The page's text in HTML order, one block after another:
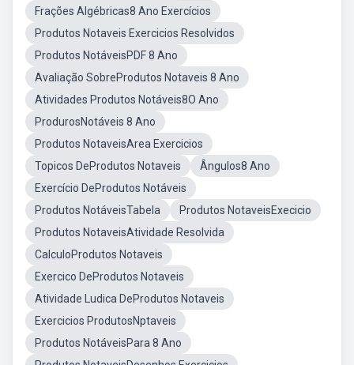
Frações Algébricas8 Ano Exercícios
Produtos Notaveis Exercicios Resolvidos
Produtos NotáveisPDF 8 Ano
Avaliação SobreProdutos Notaveis 8 Ano
Atividades Produtos Notáveis8O Ano
ProdurosNotáveis 8 Ano
Produtos NotaveisArea Exercicios
Topicos DeProdutos Notaveis
Ângulos8 Ano
Exercício DeProdutos Notáveis
Produtos NotáveisTabela
Produtos NotaveisExecicio
Produtos NotaveisAtividade Resolvida
CalculoProdutos Notaveis
Exercico DeProdutos Notaveis
Atividade Ludica DeProdutos Notaveis
Exercicios ProdutosNptaveis
Produtos NotáveisPara 8 Ano